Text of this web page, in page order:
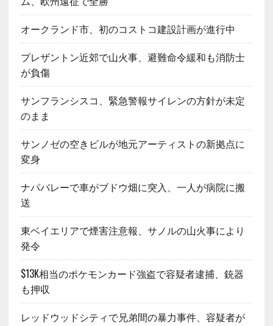
オークランド市、初のコストコ建設計画が進行中
プレザントン近郊で山火事、避難命令緩和も消防士
が負傷
サンフランシスコ、緊急警報サイレンの方針が未定
のまま
サンノゼの空きビルが地元アーティストの新拠点に
変身
ナパバレーで車がブドウ畑に突入、一人が病院に搬
送
東ベイエリアで煙害注意報、サノルの山火事により
発令
$13K相当のポケモンカード強盗で容疑者逮捕、銃器
も押収
レッドウッドシティで兄弟間の暴力事件、容疑者が